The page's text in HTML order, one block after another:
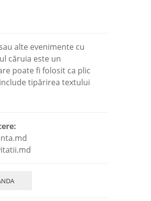
alte evenimente cu
căruia este un
poate fi folosit ca plic
tipărirea textului